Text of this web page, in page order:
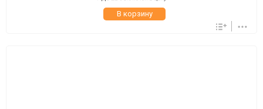
В корзину